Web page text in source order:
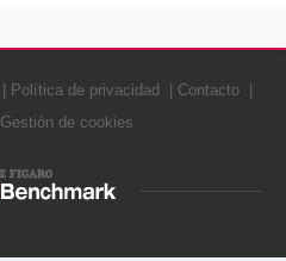
Política de privacidad
Contacto
Gestión de cookies